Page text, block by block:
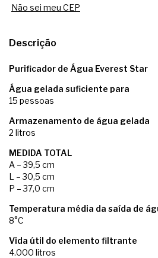
Não sei meu CEP
Descrição
Purificador de Água Everest Star
Água gelada suficiente para
15 pessoas
Armazenamento de água gelada
2 litros
MEDIDA TOTAL
A – 39,5 cm
L – 30,5 cm
P – 37,0 cm
Temperatura média da saída de
8°C
Vida útil do elemento filtrante
4.000 litros